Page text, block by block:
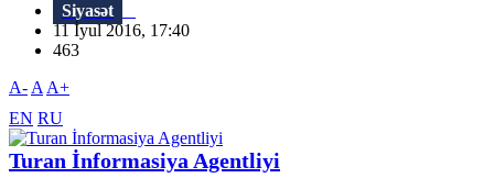
Siyasət
11 İyul 2016, 17:40
463
A- A A+
EN RU
Turan İnformasiya Agentliyi